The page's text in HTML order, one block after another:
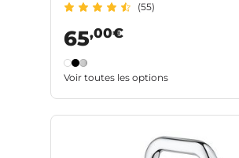
(55)
65,00€
Voir toutes les options